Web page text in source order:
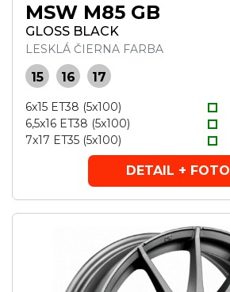
MSW M85 GB
GLOSS BLACK
LESKLÁ ČIERNA FARBA
15 16 17
6x15 ET38 (5x100)
6,5x16 ET38 (5x100)
7x17 ET35 (5x100)
DETAIL + FOTO